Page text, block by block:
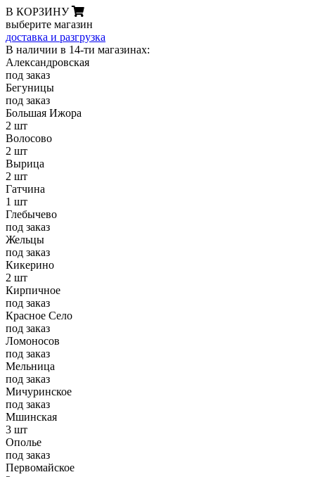
В КОРЗИНУ
выберите магазин
доставка и разгрузка
В наличии в 14-ти магазинах:
Александровская
под заказ
Бегуницы
под заказ
Большая Ижора
2 шт
Волосово
2 шт
Вырица
2 шт
Гатчина
1 шт
Глебычево
под заказ
Жельцы
под заказ
Кикерино
2 шт
Кирпичное
под заказ
Красное Село
под заказ
Ломоносов
под заказ
Мельница
под заказ
Мичуринское
под заказ
Мшинская
3 шт
Ополье
под заказ
Первомайское